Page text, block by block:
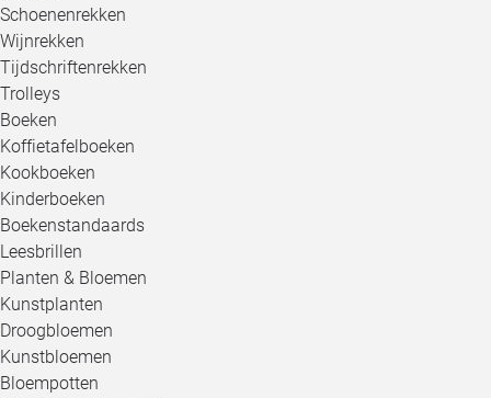
Schoenenrekken
Wijnrekken
Tijdschriftenrekken
Trolleys
Boeken
Koffietafelboeken
Kookboeken
Kinderboeken
Boekenstandaards
Leesbrillen
Planten & Bloemen
Kunstplanten
Droogbloemen
Kunstbloemen
Bloempotten